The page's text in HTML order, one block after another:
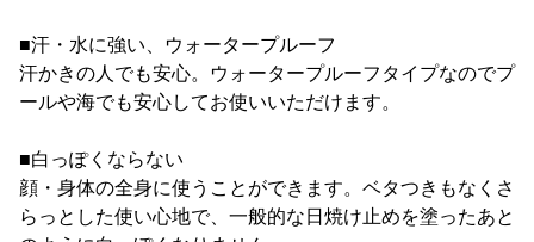
■汗・水に強い、ウォータープルーフ
汗かきの人でも安心。ウォータープルーフタイプなのでプ
ールや海でも安心してお使いいただけます。
■白っぽくならない
顔・身体の全身に使うことができます。ベタつきもなくさ
らっとした使い心地で、一般的な日焼け止めを塗ったあと